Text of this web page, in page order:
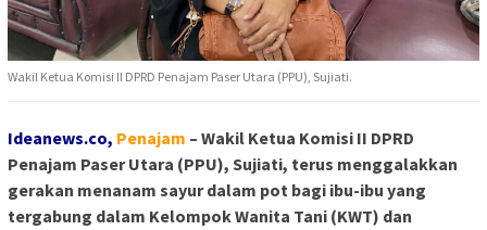
Wakil Ketua Komisi II DPRD Penajam Paser Utara (PPU), Sujiati.
Ideanews.co, Penajam – Wakil Ketua Komisi II DPRD
Penajam Paser Utara (PPU), Sujiati, terus menggalakkan
gerakan menanam sayur dalam pot bagi ibu-ibu yang
tergabung dalam Kelompok Wanita Tani (KWT) dan